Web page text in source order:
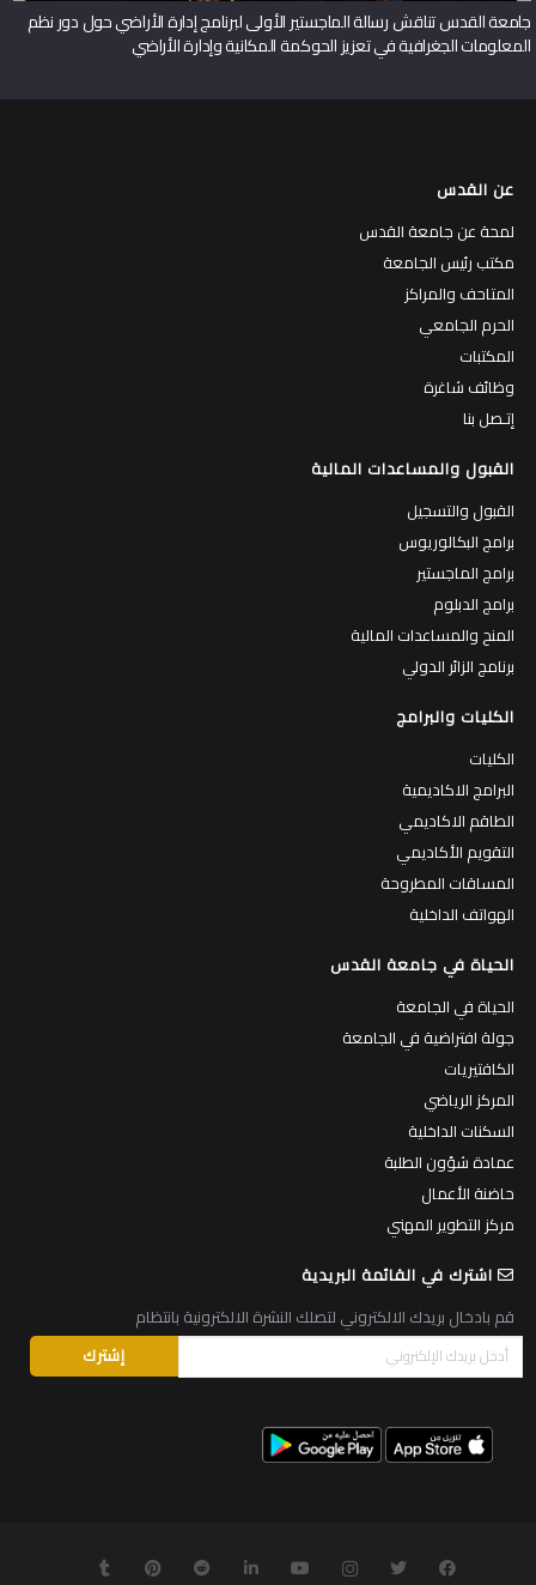
جامعة القدس تناقش رسالة الماجستير الأولى لبرنامج إدارة الأراضي حول دور نظم
المعلومات الجغرافية في تعزيز الحوكمة المكانية وإدارة الأراضي
عن القدس
لمحة عن جامعة القدس
مكتب رئيس الجامعة
المتاحف والمراكز
الحرم الجامعي
المكتبات
وظائف شاغرة
إتـصل بنا
القبول والمساعدات المالية
القبول والتسجيل
برامج البكالوريوس
برامج الماجستير
برامج الدبلوم
المنح والمساعدات المالية
برنامج الزائر الدولي
الكليات والبرامج
الكليات
البرامج الاكاديمية
الطاقم الاكاديمي
التقويم الأكاديمي
المساقات المطروحة
الهواتف الداخلية
الحياة في جامعة القدس
الحياة في الجامعة
جولة افتراضية في الجامعة
الكافتيريات
المركز الرياضي
السكنات الداخلية
عمادة شؤون الطلبة
حاضنة الأعمال
مركز التطوير المهني
اشترك في القائمة البريدية
قم بادخال بريدك الالكتروني لتصلك النشرة الالكترونية بانتظام